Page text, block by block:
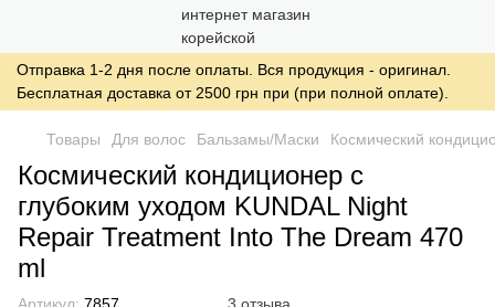
Отправка 1-2 дня после оплаты. Вся продукция - оригинал.
Бесплатная доставка от 2500 грн при (при полной оплате).
Товары Для волос Бальзамы/Маски Космический
Космический кондиционер с
глубоким уходом KUNDAL Night
Repair Treatment Into The Dream 470
ml